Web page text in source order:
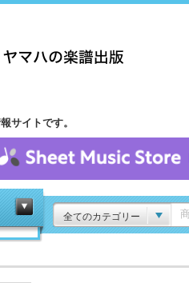
サイトです。
全てのカテゴリー